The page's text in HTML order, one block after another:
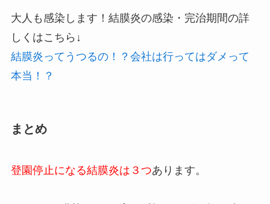
大人も感染します！結膜炎の感染・完治期間の詳
しくはこちら↓
結膜炎ってうつるの！？会社は行ってはダメって
本当！？
まとめ
登園停止になる結膜炎は３つあります。